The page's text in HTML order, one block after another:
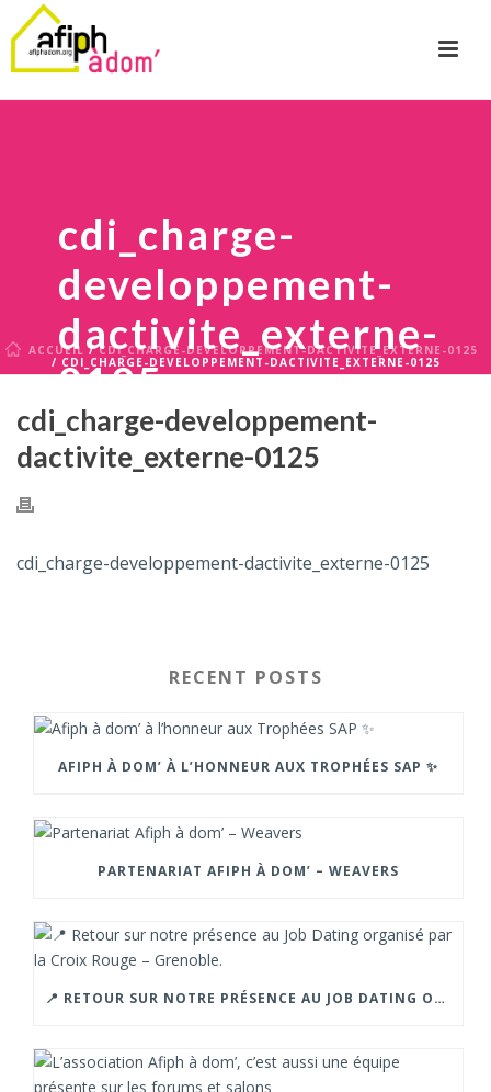
cdi_charge-
developpement-
dactivite_externe-
0125
ACCUEIL /CDI_CHARGE-DEVELOPPEMENT-DACTIVITE_EXTERNE-0125
/ CDI_CHARGE-DEVELOPPEMENT-DACTIVITE_EXTERNE-0125
cdi_charge-developpement-
dactivite_externe-0125
cdi_charge-developpement-dactivite_externe-0125
RECENT POSTS
AFIPH À DOM’ À L’HONNEUR AUX TROPHÉES SAP ✨
PARTENARIAT AFIPH À DOM’ – WEAVERS
📍 RETOUR SUR NOTRE PRÉSENCE AU JOB DATING ORGANISÉ PAR LA CROIX ROUGE – GRENOBLE.